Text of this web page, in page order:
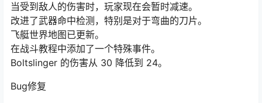
当受到敌人的伤害时，玩家现在会暂时减速。
改进了武器命中检测，特别是对于弯曲的刀片。
飞艇世界地图已更新。
在战斗教程中添加了一个特殊事件。
Boltslinger 的伤害从 30 降低到 24。
Bug修复